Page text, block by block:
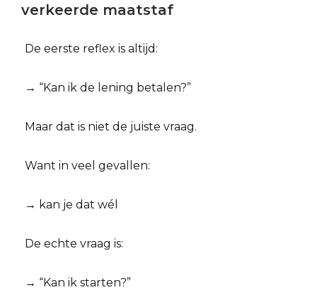
verkeerde maatstaf
De eerste reflex is altijd:
→ “Kan ik de lening betalen?”
Maar dat is niet de juiste vraag.
Want in veel gevallen:
→ kan je dat wél
De echte vraag is:
→ “Kan ik starten?”